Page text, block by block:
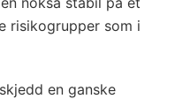
risikogrupper som i
en ganske